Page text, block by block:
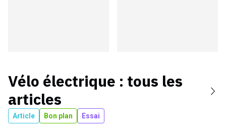
Vélo électrique : tous les
articles
Article Bon plan Essai